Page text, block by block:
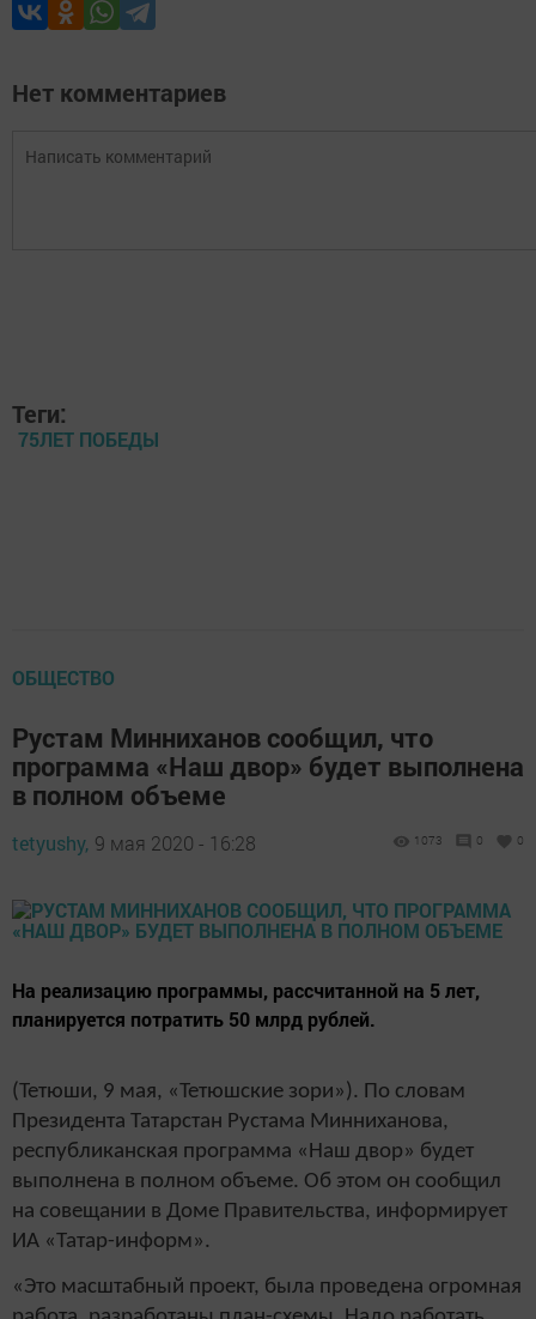
Нет комментариев
Теги:
75ЛЕТ ПОБЕДЫ
ОБЩЕСТВО
Рустам Минниханов сообщил, что
программа «Наш двор» будет выполнена
в полном объеме
tetyushy, 9 мая 2020 - 16:28 1073 0 0
На реализацию программы, рассчитанной на 5 лет,
планируется потратить 50 млрд рублей.
(Тетюши, 9 мая, «Тетюшские зори»). По словам
Президента Татарстан Рустама Минниханова,
республиканская программа «Наш двор» будет
выполнена в полном объеме. Об этом он сообщил
на совещании в Доме Правительства, информирует
ИА «Татар-информ».
«Это масштабный проект, была проведена огромная